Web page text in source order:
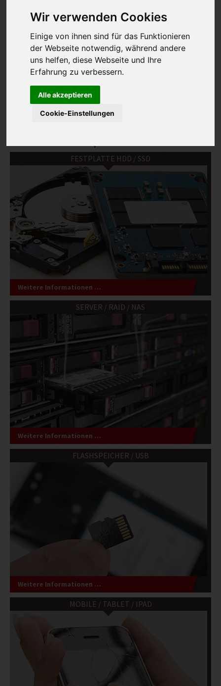
Wir verwenden Cookies
Einige von ihnen sind für das Funktionieren
der Webseite notwendig, während andere
uns helfen, diese Webseite und Ihre
Erfahrung zu verbessern.
Alle akzeptieren
Cookie-Einstellungen
IMPRESSUM
AGB
DATENSCHUTZ
HAFTUNGSAUSSCHLUSS
WIDERRUFSBELEHRUNG
STANDORTE
Keine Daten,
keineKosten
mehr Infos ...
Analyse
Auswahl von Datenverlust
FESTPLATTE HDD / SSD
Weitere Informationen …
SERVER / RAID / NAS
Weitere Informationen …
FLASHSPEICHER / USB
Weitere Informationen …
MOBILE / TABLET / IPAD